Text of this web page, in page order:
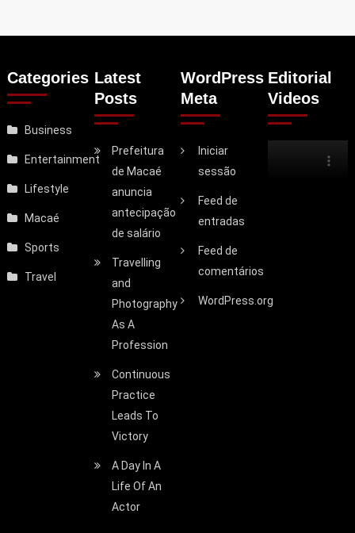
Categories
Business
Entertainment
Lifestyle
Macaé
Sports
Travel
Latest
Posts
Prefeitura
de Macaé
anuncia
antecipação
de salário
Travelling
and
Photography
As A
Profession
Continuous
Practice
Leads To
Victory
A Day In A
Life Of An
Actor
WordPress
Meta
Iniciar
sessão
Feed de
entradas
Feed de
comentários
WordPress.org
Editorial
Videos